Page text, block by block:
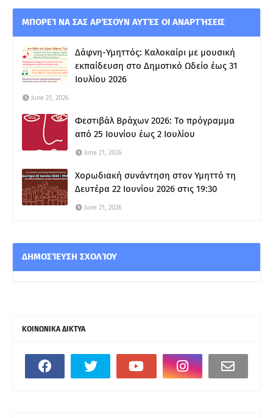
ΜΠΟΡΕΊ ΝΑ ΣΑΣ ΑΡΈΣΟΥΝ ΑΥΤΈΣ ΟΙ ΑΝΑΡΤΉΣΕΙΣ
Δάφνη-Υμηττός: Καλοκαίρι με μουσική
εκπαίδευση στο Δημοτικό Ωδείο έως 31
Ιουλίου 2026
June 21, 2026
Φεστιβάλ Βράχων 2026: Το πρόγραμμα
από 25 Ιουνίου έως 2 Ιουλίου
June 21, 2026
Χορωδιακή συνάντηση στον Υμηττό τη
Δευτέρα 22 Ιουνίου 2026 στις 19:30
June 21, 2026
ΔΗΜΟΣΊΕΥΣΗ ΣΧΟΛΊΟΥ
ΚΟΙΝΩΝΙΚΑ ΔΙΚΤΥΑ